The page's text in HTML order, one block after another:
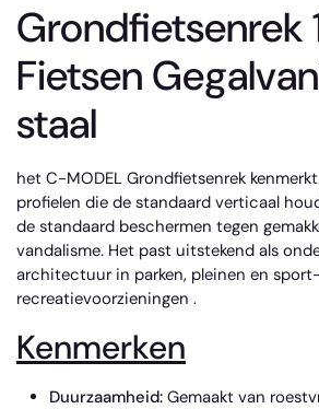
Grondfietsenrek
Fietsen
staal
het C-MODEL Grondfietsenrek
profielen die de standaard verticaal
de standaard beschermen tegen
vandalisme. Het past uitstekend als
architectuur in parken, pleinen en
recreatievoorzieningen .
Kenmerken
Duurzaamheid:Gemaakt van